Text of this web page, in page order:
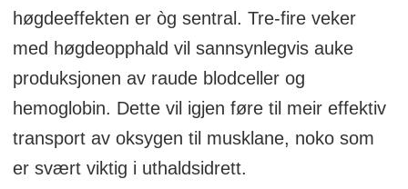
høgdeeffekten er òg sentral. Tre-fire veker
med høgdeopphald vil sannsynlegvis auke
produksjonen av raude blodceller og
hemoglobin. Dette vil igjen føre til meir effektiv
transport av oksygen til musklane, noko som
er svært viktig i uthaldsidrett.